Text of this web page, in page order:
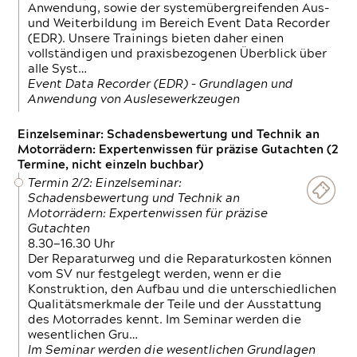
Anwendung, sowie der systemübergreifenden Aus-
und Weiterbildung im Bereich Event Data Recorder
(EDR). Unsere Trainings bieten daher einen
vollständigen und praxisbezogenen Überblick über
alle Syst…
Event Data Recorder (EDR) – Grundlagen und
Anwendung von Auslesewerkzeugen
Einzelseminar: Schadensbewertung und Technik an
Motorrädern: Expertenwissen für präzise Gutachten (2
Termine, nicht einzeln buchbar)
Termin 2/2: Einzelseminar:
Schadensbewertung und Technik an
Motorrädern: Expertenwissen für präzise
Gutachten
8.30—16.30 Uhr
Der Reparaturweg und die Reparaturkosten können
vom SV nur festgelegt werden, wenn er die
Konstruktion, den Aufbau und die unterschiedlichen
Qualitätsmerkmale der Teile und der Ausstattung
des Motorrades kennt. Im Seminar werden die
wesentlichen Gru…
Im Seminar werden die wesentlichen Grundlagen